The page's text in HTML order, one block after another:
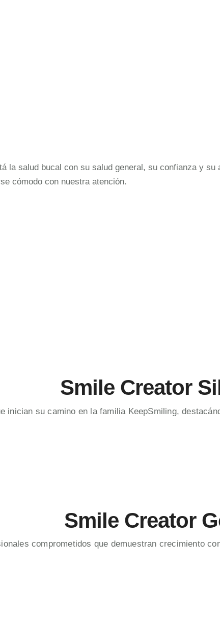
la salud bucal con su salud general, su confianza y
cómodo con nuestra atención.
Smile Creator
inician su camino en la familia KeepSmiling,
Smile Creator
comprometidos que demuestran crecimiento